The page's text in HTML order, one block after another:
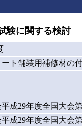
験に関する検討
ート舗装用補修材の
成29年度全国大会
成29年度全国大会